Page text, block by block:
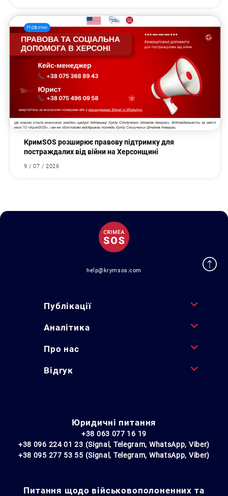
Новини
КримSOS розширює правову підтримку для
постраждалих від війни на Херсонщині
9 / 07 / 2026
help@krymsos.com
Публікації
Аналітика
Про нас
Відгук
Юридичні питання
+38 063 077 16 19
+38 096 224 01 23 (Signal, Telegram, WhatsApp, Viber)
+38 095 277 53 55 (Signal, Telegram, WhatsApp, Viber)
Питання щодо військовополоненних та